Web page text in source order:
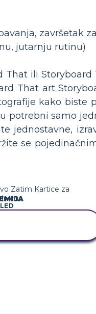
završetak
jutarnju rutinu)
ili
That art
kako biste
potrebni samo
jednostavne,
se